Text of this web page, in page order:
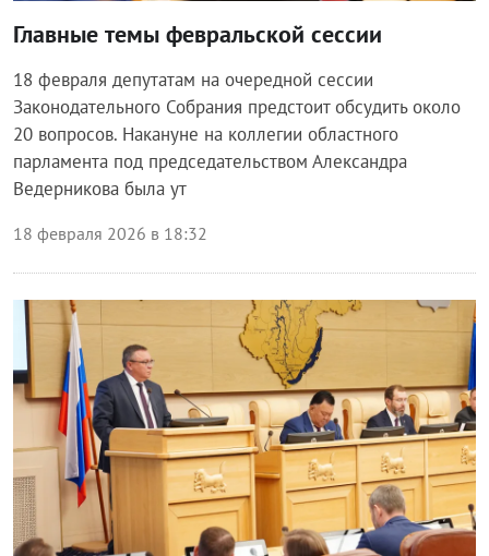
Главные темы февральской сессии
18 февраля депутатам на очередной сессии
Законодательного Собрания предстоит обсудить около
20 вопросов. Накануне на коллегии областного
парламента под председательством Александра
Ведерникова была ут
18 февраля 2026 в 18:32
Власть